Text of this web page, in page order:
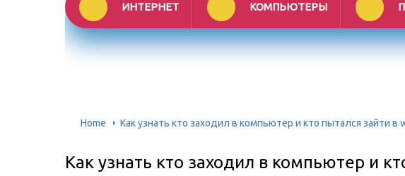
ИНТЕРНЕТ КОМПЬЮТЕРЫ
Home Как узнать кто заходил в компьютер и кто пытался зайти в
Как узнать кто заходил в компьютер и